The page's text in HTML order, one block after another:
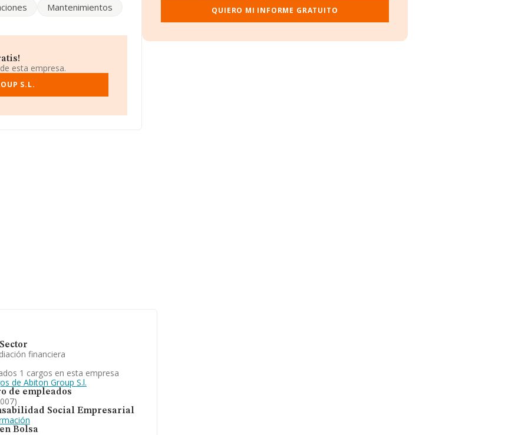
de empleados ha estado
fiscal B84896794, tiene
en el municipio de
empresas, la facturación en el
a la información de la
Mantenimientos
esta empresa.
S.L.
QUIERO MI INFORME GRATUITO
financiera
1 cargos en esta empresa
de Abiton Group S.l.
de empleados
Social Empresarial
Bolsa